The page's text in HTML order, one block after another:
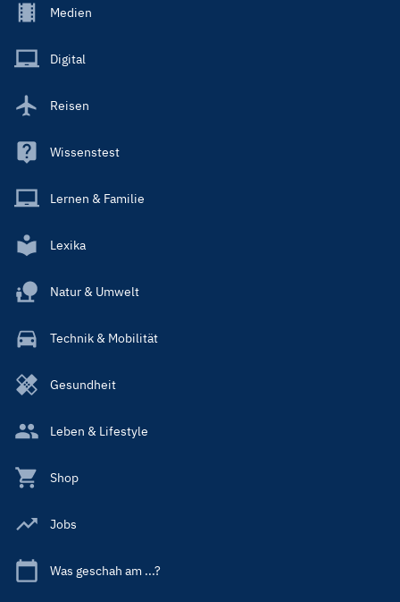
Footer
Main
Medien
Digital
Reisen
Wissenstest
Lernen & Familie
Lexika
Natur & Umwelt
Technik & Mobilität
Gesundheit
Leben & Lifestyle
Shop
Jobs
Was geschah am ...?